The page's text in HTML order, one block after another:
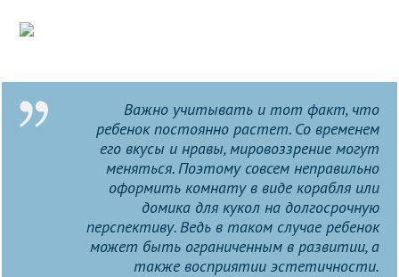
Важно учитывать и тот факт, что
ребенок постоянно растет. Со временем
его вкусы и нравы, мировоззрение могут
меняться. Поэтому совсем неправильно
оформить комнату в виде корабля или
домика для кукол на долгосрочную
перспективу. Ведь в таком случае ребенок
может быть ограниченным в развитии, а
также восприятии эстетичности.